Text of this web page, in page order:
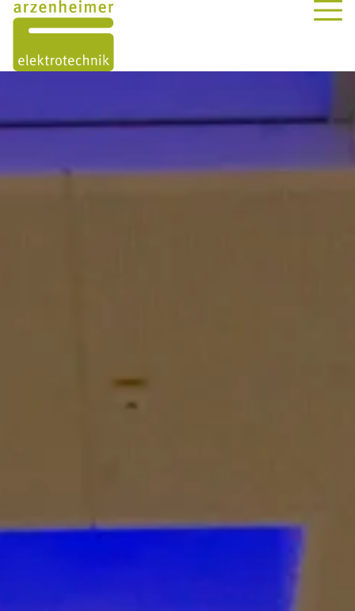
ÜBER UNS
LEISTUNGEN
PROJEKTE